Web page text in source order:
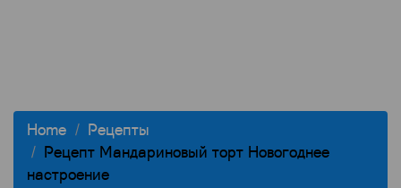
Home
Рецепты
Рецепт Мандариновый торт Новогоднее
настроение